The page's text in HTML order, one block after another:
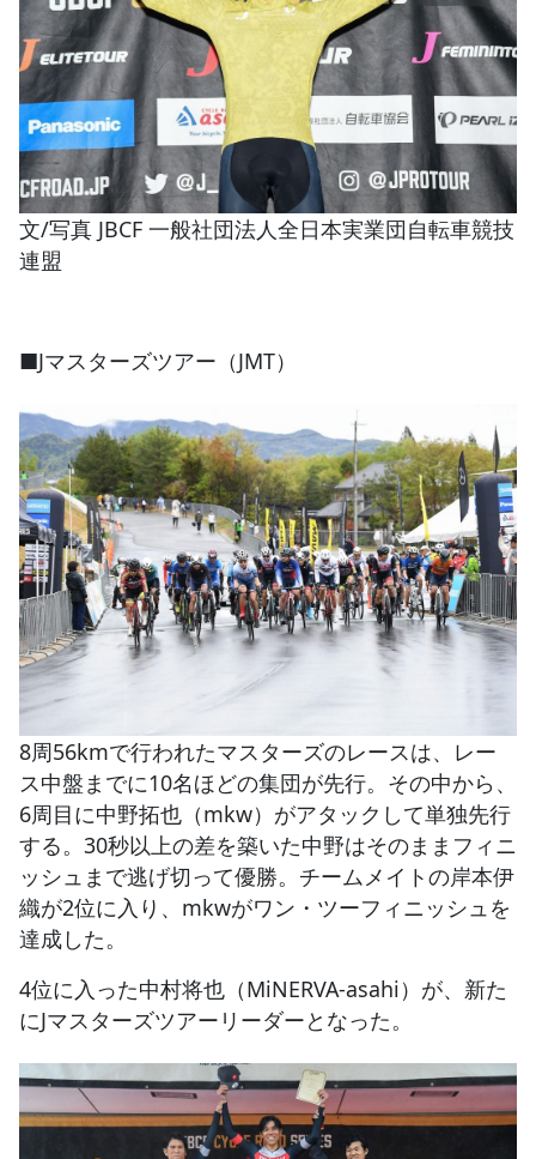
文/写真 JBCF 一般社団法人全日本実業団自転車競技
連盟
■Jマスターズツアー（JMT）
8周56kmで行われたマスターズのレースは、レー
ス中盤までに10名ほどの集団が先行。その中から、
6周目に中野拓也（mkw）がアタックして単独先行
する。30秒以上の差を築いた中野はそのままフィニ
ッシュまで逃げ切って優勝。チームメイトの岸本伊
織が2位に入り、mkwがワン・ツーフィニッシュを
達成した。
4位に入った中村将也（MiNERVA-asahi）が、新た
にJマスターズツアーリーダーとなった。